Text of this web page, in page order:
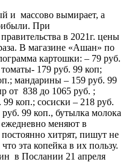
и массово вымирает, а
При
в 2021г. цены
В магазине «Ашан» по
картошки: – 79 руб.
179 руб. 99 коп;
мандарины – 159 руб. 99
от 838 до 1065 руб. ;
коп.; сосиски – 218 руб.
99 коп., бутылка молока
меняют в
хитрят, пишут не
эта копейка в их пользу.
в Послании 21 апреля